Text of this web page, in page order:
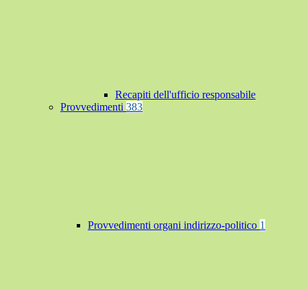
Recapiti dell'ufficio responsabile
Provvedimenti 383
Provvedimenti organi indirizzo-politico 1